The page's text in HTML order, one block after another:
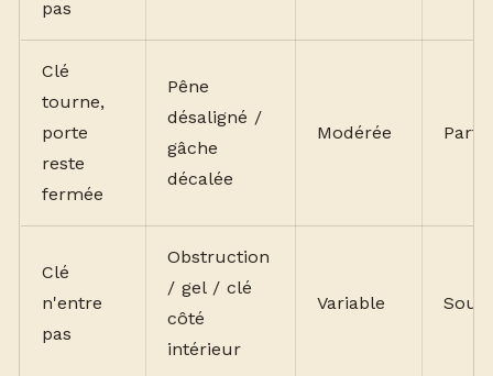
pas
Clé
tourne,
porte
reste
fermée
Pêne
désaligné /
gâche
décalée
Modérée
Clé
n'entre
pas
Obstruction
/ gel / clé
côté
intérieur
Variable